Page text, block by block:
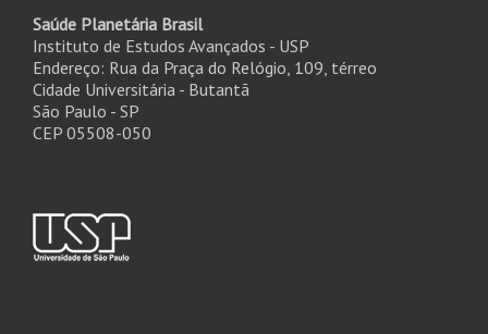
Saúde Planetária Brasil
Instituto de Estudos Avançados - USP
Endereço: Rua da Praça do Relógio, 109, térreo
Cidade Universitária - Butantã
São Paulo - SP
CEP 05508-050